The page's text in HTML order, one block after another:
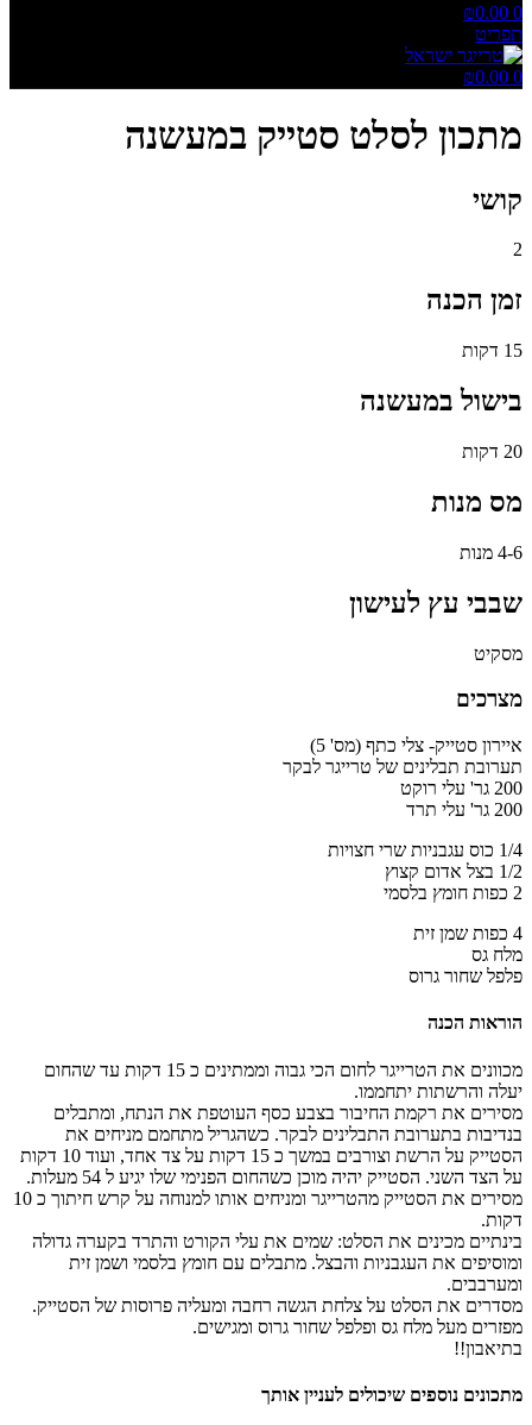
0
₪0.00
תפריט
0
₪0.00
מתכון לסלט סטייק במעשנה
קושי
2
זמן הכנה
15 דקות
בישול במעשנה
20 דקות
מס מנות
4-6 מנות
שבבי עץ לעישון
מסקיט
מצרכים
איירון סטייק- צלי כתף (מס' 5)
תערובת תבלינים של טרייגר לבקר
200 גר' עלי רוקט
200 גר' עלי תרד
1/4 כוס עגבניות שרי חצויות
1/2 בצל אדום קצוץ
2 כפות חומץ בלסמי
4 כפות שמן זית
מלח גס
פלפל שחור גרוס
הוראות הכנה
מכוונים את הטרייגר לחום הכי גבוה וממתינים כ 15 דקות עד שהחום
יעלה והרשתות יתחממו.
מסירים את רקמת החיבור בצבע כסף העוטפת את הנתח, ומתבלים
בנדיבות בתערובת התבלינים לבקר. כשהגריל מתחמם מניחים את
הסטייק על הרשת וצורבים במשך כ 15 דקות על צד אחד, ועוד 10 דקות
על הצד השני. הסטייק יהיה מוכן כשהחום הפנימי שלו יגיע ל 54 מעלות.
מסירים את הסטייק מהטרייגר ומניחים אותו למנוחה על קרש חיתוך כ 10
דקות.
בינתיים מכינים את הסלט: שמים את עלי הקורט והתרד בקערה גדולה
ומוסיפים את העגבניות והבצל. מתבלים עם חומץ בלסמי ושמן זית
ומערבבים.
מסדרים את הסלט על צלחת הגשה רחבה ומעליה פרוסות של הסטייק.
מפזרים מעל מלח גס ופלפל שחור גרוס ומגישים.
בתיאבון!!
מתכונים נוספים שיכולים לעניין אותך